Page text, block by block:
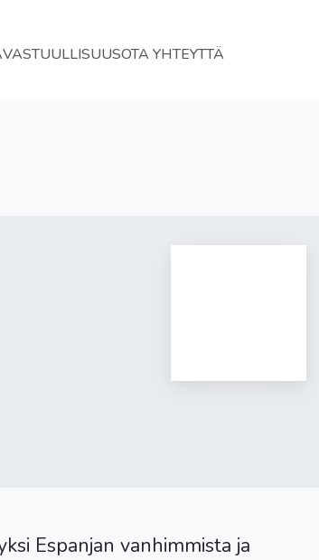
VASTUULLISUUSOTA YHTEYTTÄ
Espanjan vanhimmista ja